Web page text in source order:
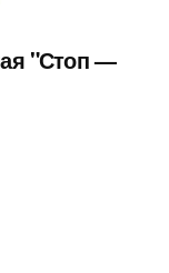
"Стоп —